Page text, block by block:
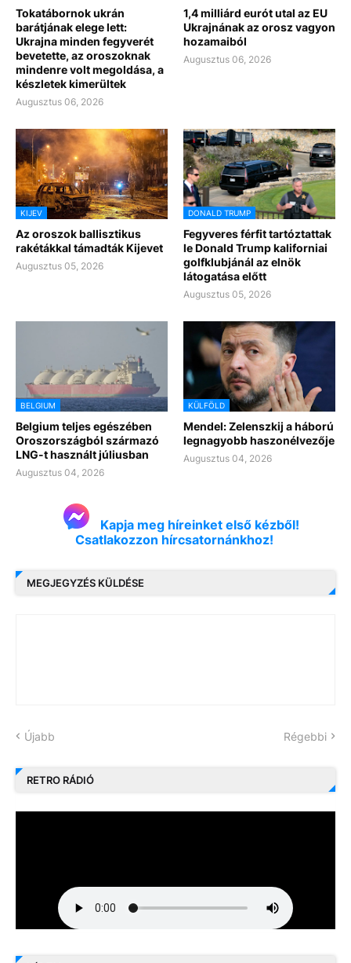
Tokatábornok ukrán
barátjának elege lett:
Ukrajna minden fegyverét
bevetette, az oroszoknak
mindenre volt megoldása, a
készletek kimerültek
Augusztus 06, 2026
1,4 milliárd eurót utal az EU
Ukrajnának az orosz vagyon
hozamaiból
Augusztus 06, 2026
KIJEV
Az oroszok ballisztikus
rakétákkal támadták Kijevet
Augusztus 05, 2026
DONALD TRUMP
Fegyveres férfit tartóztattak
le Donald Trump kaliforniai
golfklubjánál az elnök
látogatása előtt
Augusztus 05, 2026
BELGIUM
Belgium teljes egészében
Oroszországból származó
LNG-t használt júliusban
Augusztus 04, 2026
KÜLFÖLD
Mendel: Zelenszkij a háború
legnagyobb haszonélvezője
Augusztus 04, 2026
Kapja meg híreinket első kézből!
Csatlakozzon hírcsatornánkhoz!
MEGJEGYZÉS KÜLDÉSE
Újabb Régebbi
RETRO RÁDIÓ